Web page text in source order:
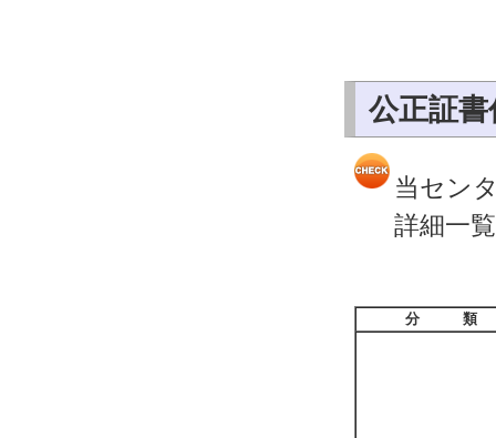
公正証
当セン
詳細一
分 類